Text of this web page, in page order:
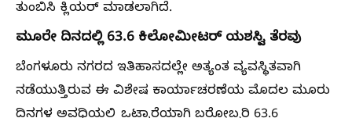
ತುಂಬಿಸಿ ಕ್ಲಿಯರ್ ಮಾಡಲಾಗಿದೆ.
ಮೂರೇ ದಿನದಲ್ಲಿ 63.6 ಕಿಲೋಮೀಟರ್ ಯಶಸ್ವಿ ತೆರವು
ಬೆಂಗಳೂರು ನಗರದ ಇತಿಹಾಸದಲ್ಲೇ ಅತ್ಯಂತ ವ್ಯವಸ್ಥಿತವಾಗಿ
ನಡೆಯುತ್ತಿರುವ ಈ ವಿಶೇಷ ಕಾರ್ಯಾಚರಣೆಯ ಮೊದಲ ಮೂರು